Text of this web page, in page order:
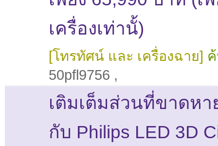
เครื่องเท่านั้)
[โทรทัศน์ และ เครื่องฉาย]
50pfl9756 ,
เติมเต็มส่วนที่ขาดหา
กับ Philips LED 3D